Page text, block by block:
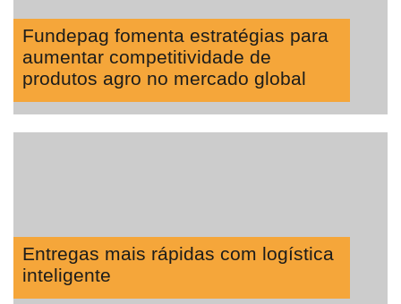
Fundepag fomenta estratégias para
aumentar competitividade de
produtos agro no mercado global
Entregas mais rápidas com logística
inteligente